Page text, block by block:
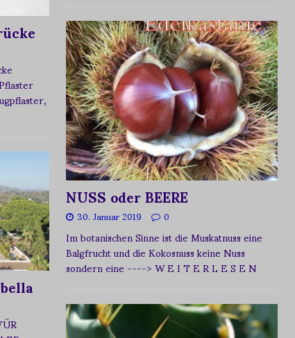
NUSS oder BEERE
30. Januar 2019 0
Im botanischen Sinne ist die Muskatnuss eine
Balgfrucht und die Kokosnuss keine Nuss
sondern eine----> W E I T E R L E S E N